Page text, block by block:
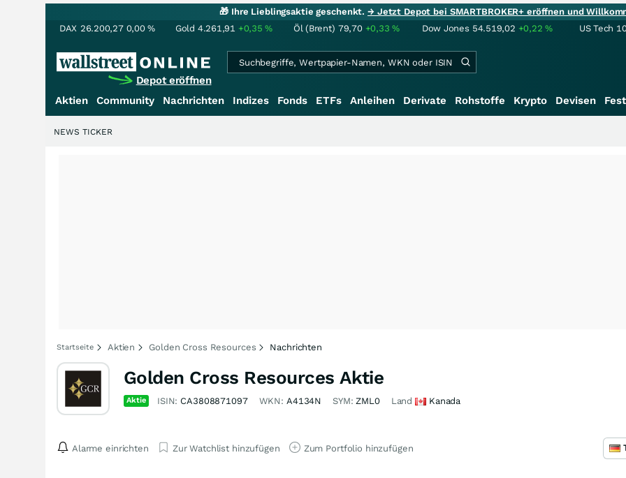
🎁 Ihre Lieblingsaktie geschenkt.→ Jetzt Depot bei SMARTBROKER+ eröffnen und
DAX 26.200,27 0,00% Gold 4.261,91 +0,35% Öl (Brent) 79,70 +0,33% Dow Jones 54.519,02 +0,22% US Tech
Depot eröffnen
Aktien Community Nachrichten Indizes Fonds ETFs Anleihen Derivate Rohstoffe Krypto Devisen
NEWS TICKER
Startseite Aktien Golden Cross Resources Nachrichten
Golden Cross Resources Aktie
Aktie ISIN: CA3808871097 WKN: A4134N SYM:ZML0 Land Kanada
Alarme einrichten Zur Watchlist hinzufügen Zum Portfolio hinzufügen